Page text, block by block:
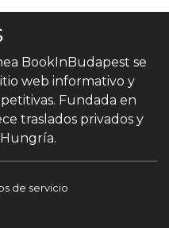
BookInBudapest se
web informativo y
Fundada en
traslados privados y
de servicio